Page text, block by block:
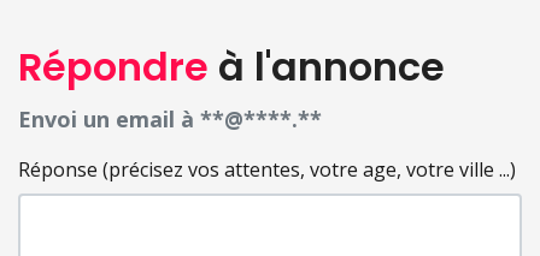
Répondre à l'annonce
Envoi un email à **@****.**
Réponse (précisez vos attentes, votre age, votre ville ...)